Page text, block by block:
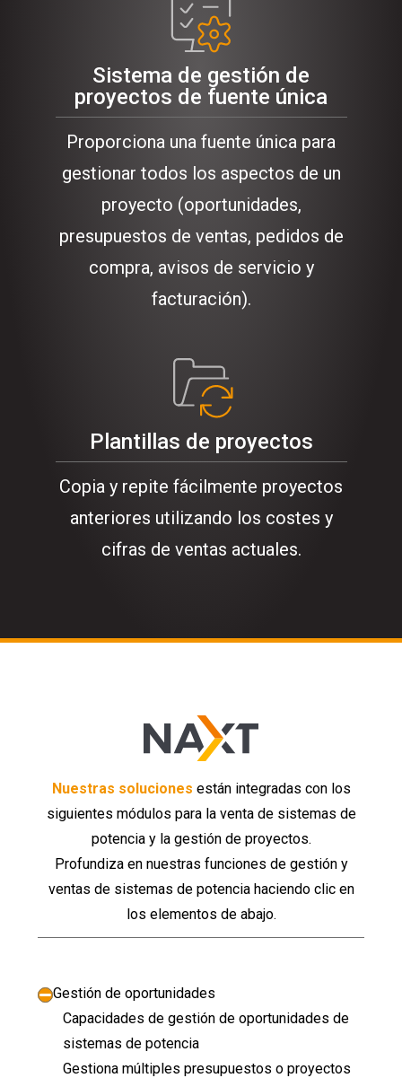
Sistema de gestión de
proyectos de fuente única
Proporciona una fuente única para
gestionar todos los aspectos de un
proyecto (oportunidades,
presupuestos de ventas, pedidos de
compra, avisos de servicio y
facturación).
Plantillas de proyectos
Copia y repite fácilmente proyectos
anteriores utilizando los costes y
cifras de ventas actuales.
Nuestras soluciones están integradas con los
siguientes módulos para la venta de sistemas de
potencia y la gestión de proyectos.
Profundiza en nuestras funciones de gestión y
ventas de sistemas de potencia haciendo clic en
los elementos de abajo.
Gestión de oportunidades
Capacidades de gestión de oportunidades de
sistemas de potencia
Gestiona múltiples presupuestos o proyectos